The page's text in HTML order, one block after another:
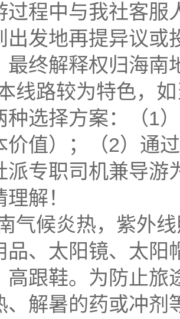
过程中与我社客服
出发地再提异议或
最终解释权归海南
线路较为特色，
种选择方案：（1
价值）；（2）通
派专职司机兼导游
解！
气候炎热，紫外
品、太阳镜、太阳
高跟鞋。为防止旅
、解暑的药或冲剂